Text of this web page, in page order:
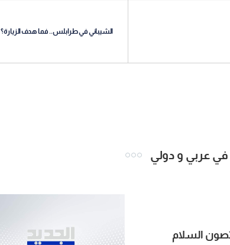
الشيباني في طرابلس.. فما هدف الزيارة؟
في عربي و دولي
السلام